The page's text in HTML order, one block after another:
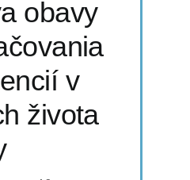
obavy
v
života